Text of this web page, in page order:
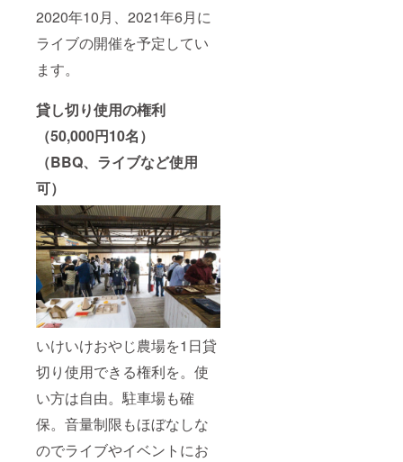
2020年10月、2021年6月に
ライブの開催を予定してい
ます。
貸し切り使用の権利
（50,000円10名）
（BBQ、ライブなど使用
可）
いけいけおやじ農場を1日貸
切り使用できる権利を。使
い方は自由。駐車場も確
保。音量制限もほぼなしな
のでライブやイベントにお